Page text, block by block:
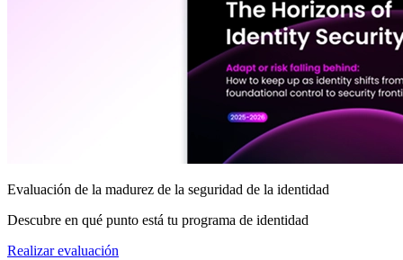
Evaluación de la madurez de la seguridad de la identidad
Descubre en qué punto está tu programa de identidad
Realizar evaluación